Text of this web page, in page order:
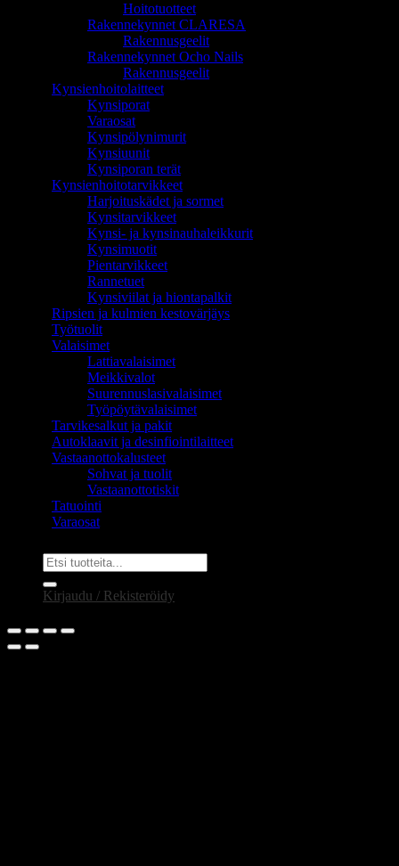
Hoitotuotteet
Rakennekynnet CLARESA
Rakennusgeelit
Rakennekynnet Ocho Nails
Rakennusgeelit
Kynsienhoitolaitteet
Kynsiporat
Varaosat
Kynsipölynimurit
Kynsiuunit
Kynsiporan terät
Kynsienhoitotarvikkeet
Harjoituskädet ja sormet
Kynsitarvikkeet
Kynsi- ja kynsinauhaleikkurit
Kynsimuotit
Pientarvikkeet
Rannetuet
Kynsiviilat ja hiontapalkit
Ripsien ja kulmien kestovärjäys
Työtuolit
Valaisimet
Lattiavalaisimet
Meikkivalot
Suurennuslasivalaisimet
Työpöytävalaisimet
Tarvikesalkut ja pakit
Autoklaavit ja desinfiointilaitteet
Vastaanottokalusteet
Sohvat ja tuolit
Vastaanottotiskit
Tatuointi
Varaosat
Etsi:
Kirjaudu / Rekisteröidy